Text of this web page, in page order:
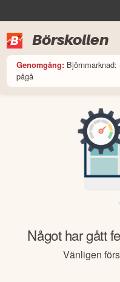
Börskollen
Genomgång:
pågå
Något har gått
Vänligen